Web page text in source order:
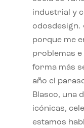
industrial y
odosdesign.
porque me
problemas
forma más
año el
Blasco, una
icónicas,
estamos